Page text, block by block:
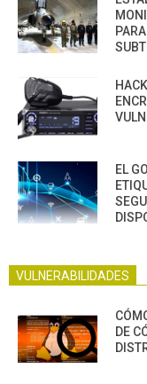
EL
VULNERABILIDADES
DE